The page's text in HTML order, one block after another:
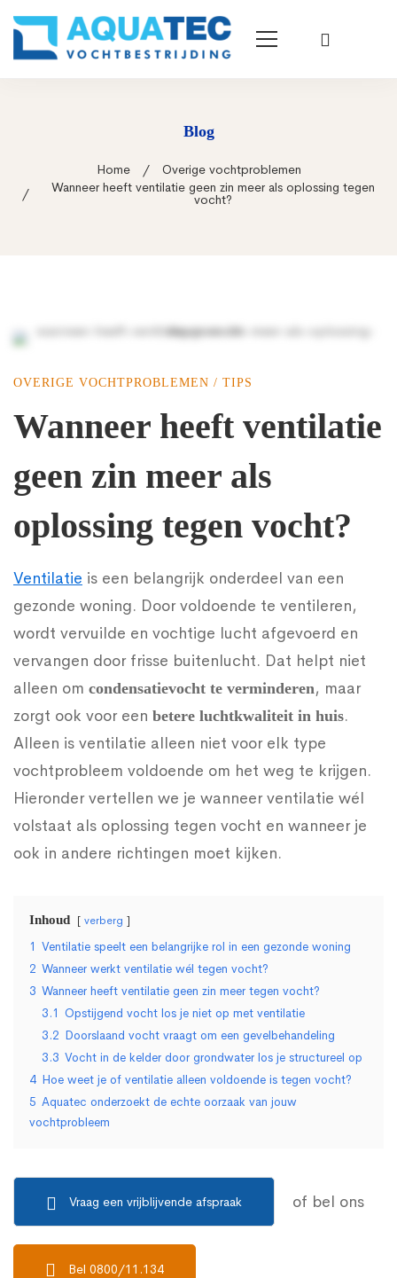
Blog
Home
Overige vochtproblemen
Wanneer heeft ventilatie geen zin meer als oplossing tegen
vocht?
Wanneer
heeft
ventilatie
geen
zin
meer
als
oplossing
tegen
vocht?
OVERIGE VOCHTPROBLEMEN / TIPS
Wanneer heeft ventilatie
geen zin meer als
oplossing tegen vocht?
Ventilatie is een belangrijk onderdeel van een
gezonde woning. Door voldoende te ventileren,
wordt vervuilde en vochtige lucht afgevoerd en
vervangen door frisse buitenlucht. Dat helpt niet
alleen om condensatievocht te verminderen, maar
zorgt ook voor een betere luchtkwaliteit in huis.
Alleen is ventilatie alleen niet voor elk type
vochtprobleem voldoende om het weg te krijgen.
Hieronder vertellen we je wanneer ventilatie wél
volstaat als oplossing tegen vocht en wanneer je
ook in andere richtingen moet kijken.
Inhoud verberg
1 Ventilatie speelt een belangrijke rol in een gezonde woning
2 Wanneer werkt ventilatie wél tegen vocht?
3 Wanneer heeft ventilatie geen zin meer tegen vocht?
3.1 Opstijgend vocht los je niet op met ventilatie
3.2 Doorslaand vocht vraagt om een gevelbehandeling
3.3 Vocht in de kelder door grondwater los je structureel op
4 Hoe weet je of ventilatie alleen voldoende is tegen vocht?
5 Aquatec onderzoekt de echte oorzaak van jouw
vochtprobleem
Vraag een vrijblijvende afspraak of bel ons
Bel 0800/11.134